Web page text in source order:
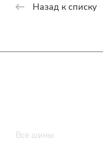
Назад к списку
Все шины